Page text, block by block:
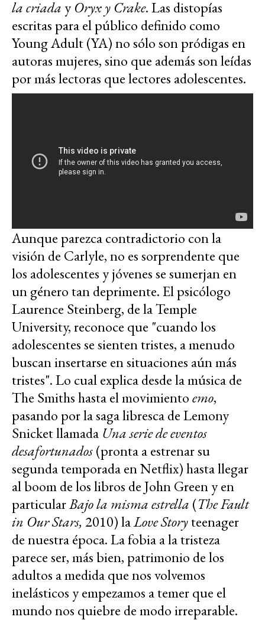
la criada yOryx y Crake. Las distopías
escritas para el público definido como
Young Adult (YA) no sólo son pródigas en
autoras mujeres, sino que además son leídas
por más lectoras que lectores adolescentes.
Aunque parezca contradictorio con la
visión de Carlyle, no es sorprendente que
los adolescentes y jóvenes se sumerjan en
un género tan deprimente. El psicólogo
Laurence Steinberg, de la Temple
University, reconoce que "cuando los
adolescentes se sienten tristes, a menudo
buscan insertarse en situaciones aún más
tristes". Lo cual explica desde la música de
The Smiths hasta el movimientoemo,
pasando por la saga libresca de Lemony
Snicket llamada Una serie de eventos
desafortunados(pronta a estrenar su
segunda temporada en Netflix) hasta llegar
al boom de los libros de John Green y en
particularBajo la misma estrella (The Fault
in Our Stars, 2010) laLove Storyteenager
de nuestra época. La fobia a la tristeza
parece ser, más bien, patrimonio de los
adultos a medida que nos volvemos
inelásticos y empezamos a temer que el
mundo nos quiebre de modo irreparable.